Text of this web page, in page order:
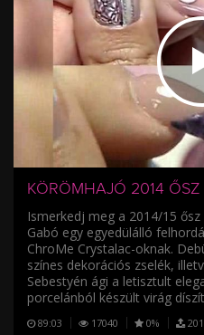
KÖRÖMHAJÓ 2014 ŐSZ
Ismerkedj meg a 2014/15
Gabó egy egyedülálló
ChroMe Crystalac-oknak.
színes dekorációs zselék,
Sebestyén ági a letisztult
porcelánból készült virág
89:03 17040 0%